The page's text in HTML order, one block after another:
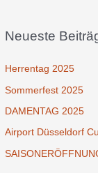
Neueste
Herrentag 2025
Sommerfest 2025
DAMENTAG 2025
Airport Düsseldorf